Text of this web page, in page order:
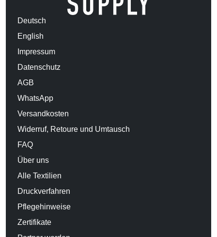
Deutsch
English
Impressum
Datenschutz
AGB
WhatsApp
Versandkosten
Widerruf, Retoure und Umtausch
FAQ
Über uns
Alle Textilien
Druckverfahren
Pflegehinweise
Zertifikate